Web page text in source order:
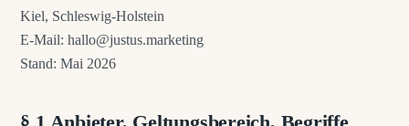
Kiel, Schleswig-Holstein
E-Mail: hallo@justus.marketing
Stand: Mai 2026